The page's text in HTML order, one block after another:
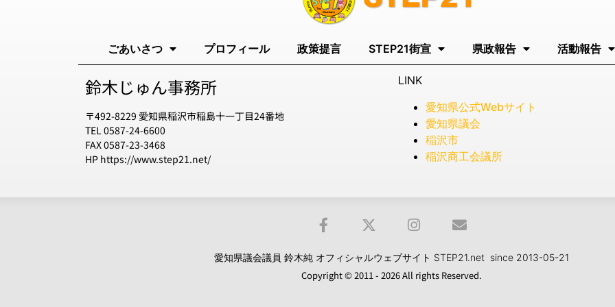
ごあいさつ プロフィール 政策提言 STEP21街宣 県政報告 活動報告
鈴木じゅん事務所
〒492-8229 愛知県稲沢市稲島十一丁目24番地
TEL 0587-24-6600
FAX 0587-23-3468
HP https://www.step21.net/
LINK
愛知県公式Webサイト
愛知県議会
稲沢市
稲沢商工会議所
愛知県議会議員 鈴木純 オフィシャルウェブサイト STEP21.net since 2013-05-21
Copyright © 2011 - 2026 All rights Reserved.